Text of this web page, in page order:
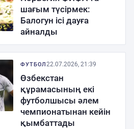
шағым түсірмек:
Балогун ісі дауға
айналды
ФУТБОЛ22.07.2026, 21:39
Өзбекстан
құрамасының екі
футболшысы әлем
чемпионатынан кейін
қымбаттады